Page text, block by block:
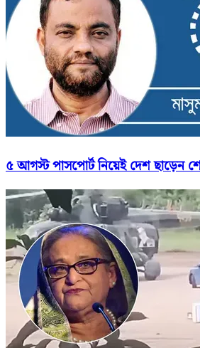
৫ আগস্ট পাসপোর্ট নিয়েই দেশ ছাড়েন